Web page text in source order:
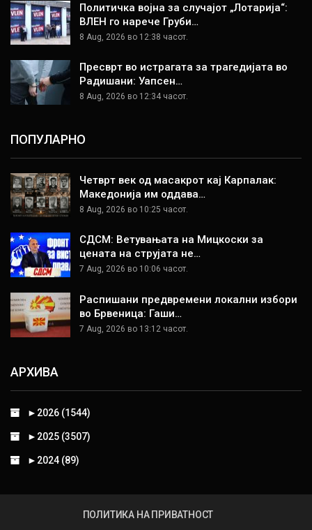
Политичка војна за случајот „Лотарија“:
ВЛЕН го нарече Груби…
8 Aug, 2026 во 12:38 часот.
Пресврт во истрагата за трагедијата во
Радишани: Уапсен…
8 Aug, 2026 во 12:34 часот.
ПОПУЛАРНО
Четврт век од масакрот кај Карпалак:
Македонија им оддава…
8 Aug, 2026 во 10:25 часот.
СДСМ: Ветувањата на Мицкоски за
цената на струјата не…
7 Aug, 2026 во 10:06 часот.
Распишани предвремени локални избори
во Брвеница: Гаши…
7 Aug, 2026 во 13:12 часот.
АРХИВА
► 2026 (1544)
► 2025 (3507)
► 2024 (89)
ПОЛИТИКА НА ПРИВАТНОСТ